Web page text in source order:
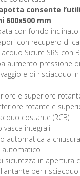
consente
600x500 mm
con fondo
con recupero di
Sicure SRS con
aumento pressione
e di risciacquo
e superiore
rotante e
costante (RCB)
integrali
automatica a
automatico
sicurezza in apertura
per risciacquo